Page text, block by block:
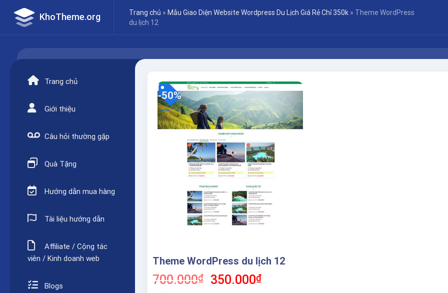
KhoTheme.org Trang chủ »Mẫu Giao Diện Website Wordpress Du Lịch Giá Rẻ Chỉ 350k » Theme WordPress
du lịch 12
Trang chủ
Giới thiệu
Câu hỏi thường gặp
Quà Tặng
Hướng dẫn mua hàng
Tài liệu hướng dẫn
Affiliate / Cộng tác
viên / Kinh doanh web
Blogs
-50%
Theme WordPress du lịch 12
700.000₫
Giá
350.000₫Giá